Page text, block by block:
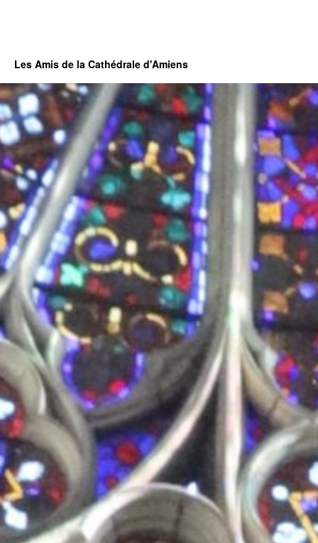
Les Amis de la Cathédrale d'Amiens